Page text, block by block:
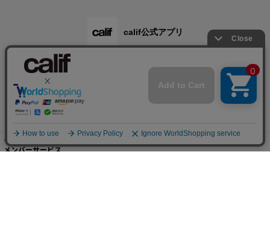
ご利用ガイド
メンバーサービス
calif公式アプリ